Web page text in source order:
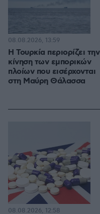
Η Τουρκία περιορίζει την
κίνηση των εμπορικών
πλοίων που εισέρχονται
στη Μαύρη Θάλασσα
08.08.2026, 13:59
08.08.2026, 12:58